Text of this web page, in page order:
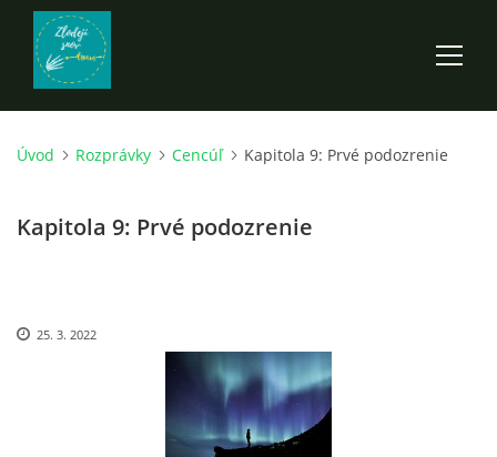
ÚVOD
ROZPRÁVKY
EGYRON: SIEDMY DEŇ - 3. DIEL
Úvod Rozprávky Cencúľ Kapitola 9: Prvé podozrenie
Kapitola 9: Prvé podozrenie
25. 3. 2022